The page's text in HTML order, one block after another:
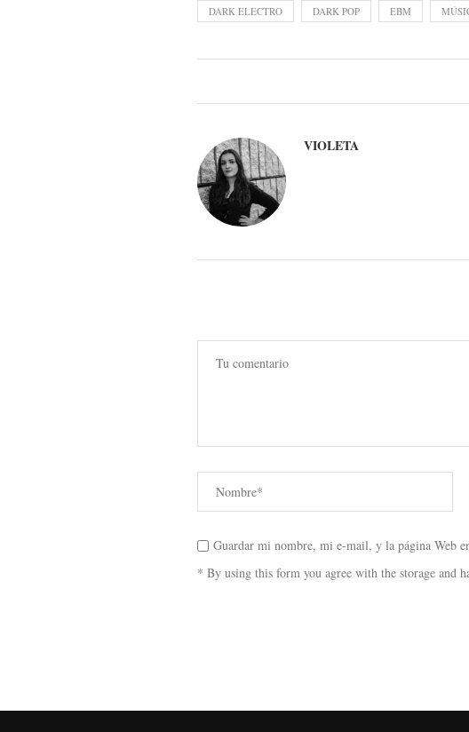
DARK ELECTRO DARK POP EBM
VIOLETA
Guardar mi nombre, mi e-mail, y la página Web
* By using this form you agree with the storage and